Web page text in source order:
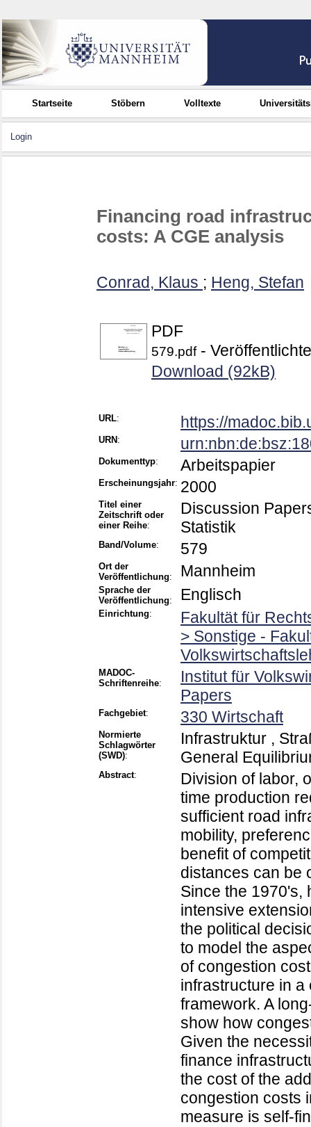
Startseite Stöbern Volltexte
Login
Financing road
costs: A CGE analysis
Conrad, Klaus ; Heng, Stefan
PDF
579.pdf-
Download (92kB)
URL: https://
URN :
Dokumenttyp: Arbeitspapier
Erscheinungsjahr: 2000
Titel einer
Zeitschrift oder
einer Reihe:
Discussion
Statistik
Band/Volume: 579
Ort der
Veröffentlichung: Mannheim
Sprache der
Veröffentlichung: Englisch
Einrichtung:
Fakultät für
> Sonstige -
MADOC-
Schriftenreihe:
Institut für
Papers
Fachgebiet: 330 Wirtschaft
Normierte
Schlagwörter
(SWD):
Infrastruktur ,
General
Abstract:
Division of labor,
time production
sufficient road
mobility,
benefit of
distances can be
Since the 1970's,
intensive
the political
to model the
of congestion
infrastructure in
framework. A
show how
Given the
finance
the cost of the
congestion costs
measure is self-